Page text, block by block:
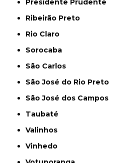
Presidente Prudente
Ribeirão Preto
Rio Claro
Sorocaba
São Carlos
São José do Rio Preto
São José dos Campos
Taubaté
Valinhos
Vinhedo